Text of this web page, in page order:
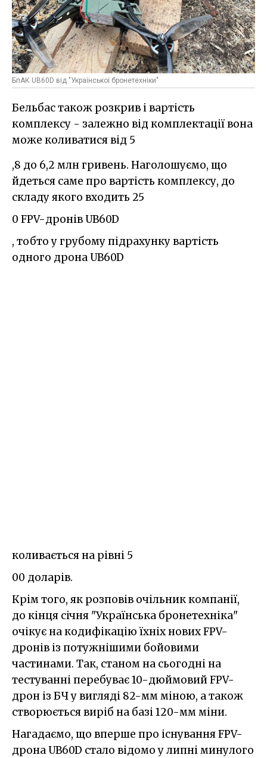
БпАК UB60D від "Української бронетехніки"
Бельбас також розкрив і вартість
комплексу - залежно від комплектації вона
може коливатися від 5
,8 до 6,2 млн гривень. Наголошуємо, що
йдеться саме про вартість комплексу, до
складу якого входить 25
0 FPV-дронів UB60D
, тобто у грубому підрахунку вартість
одного дрона UB60D
коливається на рівні 5
00 доларів.
Крім того, як розповів очільник компанії,
до кінця січня "Українська бронетехніка"
очікує на кодифікацію їхніх нових FPV-
дронів із потужнішими бойовими
частинами. Так, станом на сьогодні на
тестуванні перебуває 10-дюймовий FPV-
дрон із БЧ у вигляді 82-мм міною, а також
створюється виріб на базі 120-мм міни.
Нагадаємо, що вперше про існування FPV-
дрона UB60D стало відомо у липні минулого